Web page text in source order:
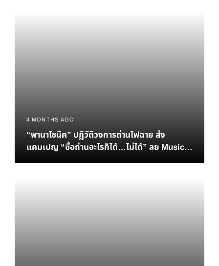
4 MONTHS AGO
“พานาโซนิค” ปฏิวัติวงการถ่านไฟฉาย ส่ง
แคมเปญ “ซื้อถ่านอะไรก็ได้…ไม่ได้” ลุย Music